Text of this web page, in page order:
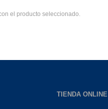
el producto seleccionado.
TIENDA ONLINE